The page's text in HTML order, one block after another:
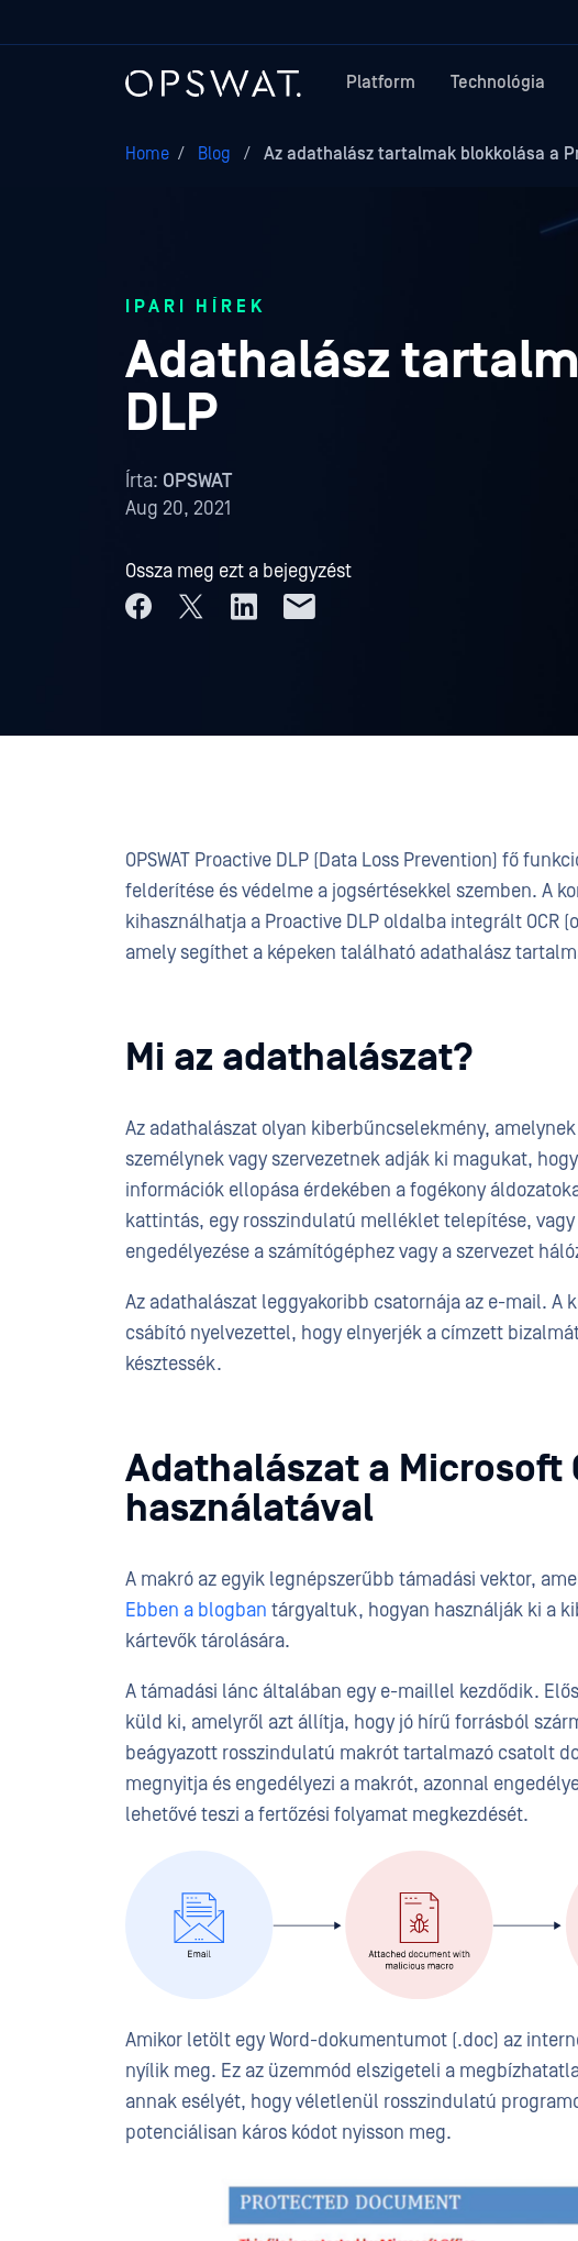
Platform Technológia
Home / Blog / Az adathalász tartalmak blokkolása a
IPARI HÍREK
Adathalász
DLP
Írta: OPSWAT
Aug 20, 2021
Ossza meg ezt a bejegyzést
OPSWAT Proactive DLP (Data Loss Prevention) fő
felderítése és védelme a jogsértésekkel szemben. A
kihasználhatja a Proactive DLP oldalba integrált
amely segíthet a képeken található adathalász
Mi az adathalászat?
Az adathalászat olyan kiberbűncselekmény,
személynek vagy szervezetnek adják ki magukat,
információk ellopása érdekében a fogékony
kattintás, egy rosszindulatú melléklet telepítése,
engedélyezése a számítógéphez vagy a szervezet
Az adathalászat leggyakoribb csatornája az e-mail.
csábító nyelvezettel, hogy elnyerjék a címzett
késztessék.
Adathalászat a Microsoft
használatával
A makró az egyik legnépszerűbb támadási vektor,
Ebben a blogban tárgyaltuk, hogyan használják ki a
kártevők tárolására.
A támadási lánc általában egy e-maillel kezdődik.
küld ki, amelyről azt állítja, hogy jó hírű forrásból
beágyazott rosszindulatú makrót tartalmazó csatolt
megnyitja és engedélyezi a makrót, azonnal
lehetővé teszi a fertőzési folyamat megkezdését.
Amikor letölt egy Word-dokumentumot (.doc) az
nyílik meg. Ez az üzemmód elszigeteli a
annak esélyét, hogy véletlenül rosszindulatú
potenciálisan káros kódot nyisson meg.